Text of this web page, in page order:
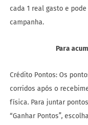
cada 1 real gasto e
campanha.
Para
Crédito Pontos: Os
corridos após o
física. Para juntar
“Ganhar Pontos”,